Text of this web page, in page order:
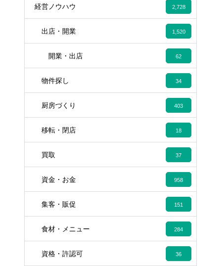
経営ノウハウ 2,728
出店・開業 1,520
開業・出店 62
物件探し 34
厨房づくり 403
移転・閉店 18
買取 37
資金・お金 958
集客・販促 151
食材・メニュー 284
資格・許認可 36